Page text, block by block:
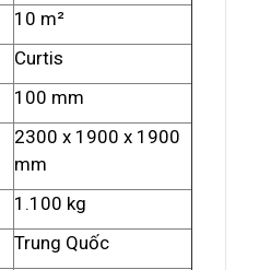
10 m²
Curtis
100 mm
2300 x 1900 x 1900
mm
1.100 kg
Trung Quốc